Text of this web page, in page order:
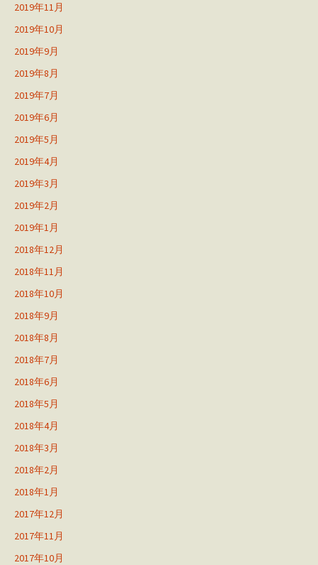
2019年11月
2019年10月
2019年9月
2019年8月
2019年7月
2019年6月
2019年5月
2019年4月
2019年3月
2019年2月
2019年1月
2018年12月
2018年11月
2018年10月
2018年9月
2018年8月
2018年7月
2018年6月
2018年5月
2018年4月
2018年3月
2018年2月
2018年1月
2017年12月
2017年11月
2017年10月